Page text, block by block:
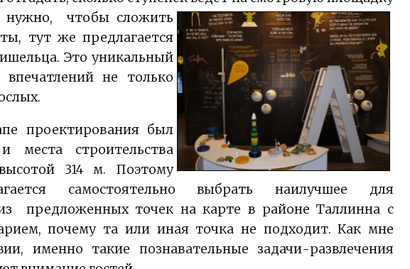
нужно,
чтобы сложить
тут же предлагается
Это уникальный
не только
проектирования был
места строительства
314 м. Поэтому
самостоятельно выбрать наилучшее для
из предложенных точек на карте в районе Таллинна с
почему та или иная точка не подходит. Как мне
именно такие познавательные задачи-развлечения